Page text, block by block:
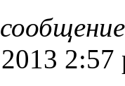
2:57